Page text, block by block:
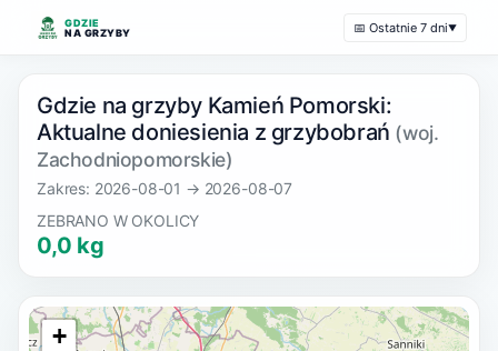
GDZIE
NA GRZYBY
📅 Ostatnie 7 dni▼
Gdzie na grzyby Kamień Pomorski:
Aktualne doniesienia z grzybobrań (woj.
Zachodniopomorskie)
Zakres: 2026-08-01 → 2026-08-07
ZEBRANO W OKOLICY
0,0 kg
+